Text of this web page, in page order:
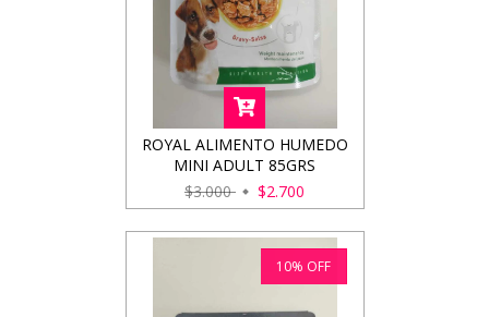
ROYAL ALIMENTO HUMEDO
MINI ADULT 85GRS
$3.000
$2.700
10% OFF